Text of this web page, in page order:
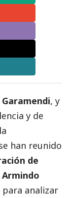
, y
y de
han reunido
de
Armindo
para analizar